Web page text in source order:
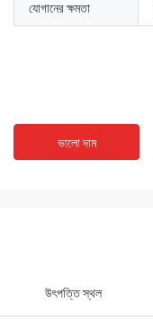
যোগানের ক্ষমতা
ভালো দাম
উৎপত্তি স্থল